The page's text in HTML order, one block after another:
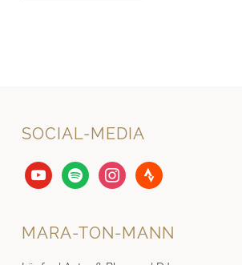
SOCIAL-MEDIA
youtubespotify instagramstrava
MARA-TON-MANN